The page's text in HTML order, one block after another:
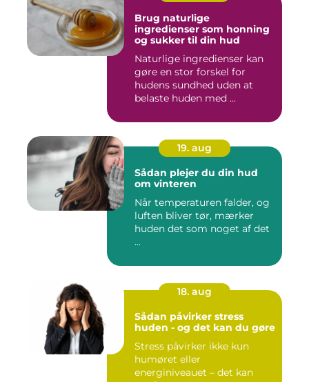
Brug naturlige
ingredienser som honning
og sukker til din hud
Naturlige ingredienser kan
gøre en stor forskel for
hudens sundhed uden at
belaste huden med ...
19. aug
Sådan plejer du din hud
om vinteren
Når temperaturen falder, og
luften bliver tør, mærker
huden det som noget af det
...
18. aug
Sådan påvirker stress
huden - og det kan du gøre
Stress påvirker ikke kun
humøret eller
energiniveauet – det kan